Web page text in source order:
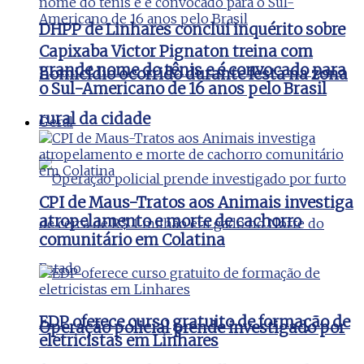
DHPP de Linhares conclui inquérito sobre
homicídio ocorrido durante festa na zona
rural da cidade
Operação policial prende investigado por
Capixaba Victor Pignaton treina com
grande nome do tênis e é convocado para
o Sul-Americano de 16 anos pelo Brasil
Geral
CPI de Maus-Tratos aos Animais investiga
atropelamento e morte de cachorro
comunitário em Colatina
EDP oferece curso gratuito de formação de
eletricistas em Linhares